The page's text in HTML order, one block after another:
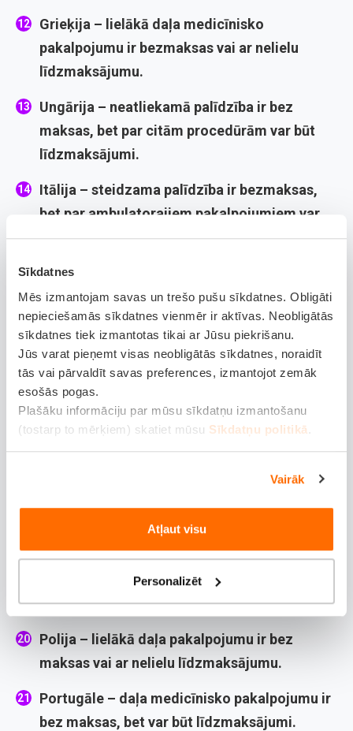
Sīkdatnes
Mēs izmantojam savas un trešo pušu sīkdatnes. Obligāti
nepieciešamās sīkdatnes vienmēr ir aktīvas. Neobligātās
sīkdatnes tiek izmantotas tikai ar Jūsu piekrišanu.
Jūs varat pieņemt visas neobligātās sīkdatnes, noraidīt
tās vai pārvaldīt savas preferences, izmantojot zemāk
esošās pogas.
Plašāku informāciju par mūsu sīkdatņu izmantošanu
(tostarp to mērķiem) skatiet mūsu Sīkdatņu politikā
Vairāk
Atļaut visu
Personalizēt
Grieķija – lielākā daļa medicīnisko
pakalpojumu ir bezmaksas vai ar nelielu
līdzmaksājumu.
Ungārija – neatliekamā palīdzība ir bez
maksas, bet par citām procedūrām var būt
līdzmaksājumi.
Itālija – steidzama palīdzība ir bezmaksas,
bet par ambulatorajiem pakalpojumiem var
būt līdzmaksājumi.
Latvija
maksas vai ar nelielu līdzmaksājumu.
Lietuva– lielākā daļa pakalpojumu ir bez
maksas vai ar nelielu līdzmaksājumu.
Luksemburga
nepieciešami par dažiem medicīniskajiem
pakalpojumiem.
– valsts medicīniskā aprūpe ir bez
Nīderlande– līdzmaksājumi par ārstēšanu un
hospitalizāciju, bet daļu izdevumu var
pieprasīt atmaksāt.
Polija – lielākā daļa pakalpojumu ir bez
maksas vai ar nelielu līdzmaksājumu.
Portugāle – daļa medicīnisko pakalpojumu ir
bez maksas, bet var būt līdzmaksājumi.